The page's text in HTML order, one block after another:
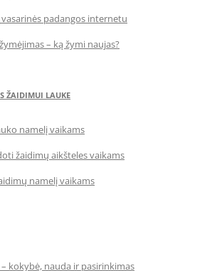
padangos internetu
– ką žymi naujas?
ŽAIDIMUI LAUKE
namelį vaikams
žaidimų aikšteles vaikams
namelį vaikams
kokybė, nauda ir pasirinkimas